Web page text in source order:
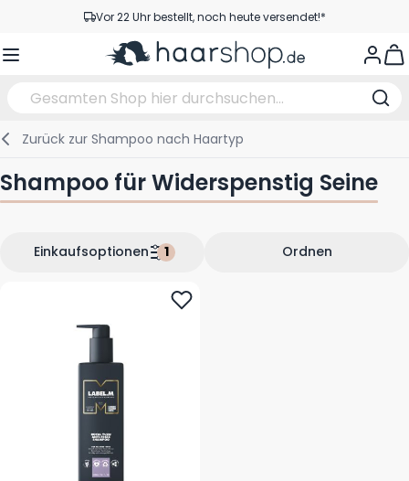
Zum Inhalt springenVor 22 Uhr bestellt, noch heute versendet!*
Versandkostenfrei ab 39 €
Styling
Haarfarbe
Gesichtspflege
Körperpflege
Bräunungsprodukte
Augen
Lippen
Nagelprodukte
Nagel Zubehör
Haarprodukte
Rasierprodukte
Bartpflege
Rasieren
Schneidzubehör
Schneiden
Haarfarbe
Zurück zur Shampoo nach Haartyp
Shampoo für Widerspenstig Seine
Ordnen
Einkaufsoptionen